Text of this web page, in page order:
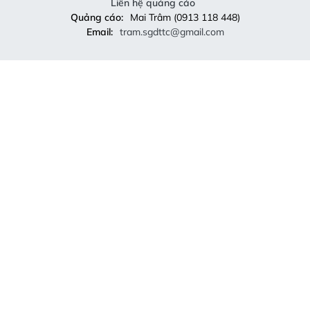
Liên hệ quảng cáo
Quảng cáo:
Mai Trâm (0913 118 448)
Email: tram.sgdttc@gmail.com